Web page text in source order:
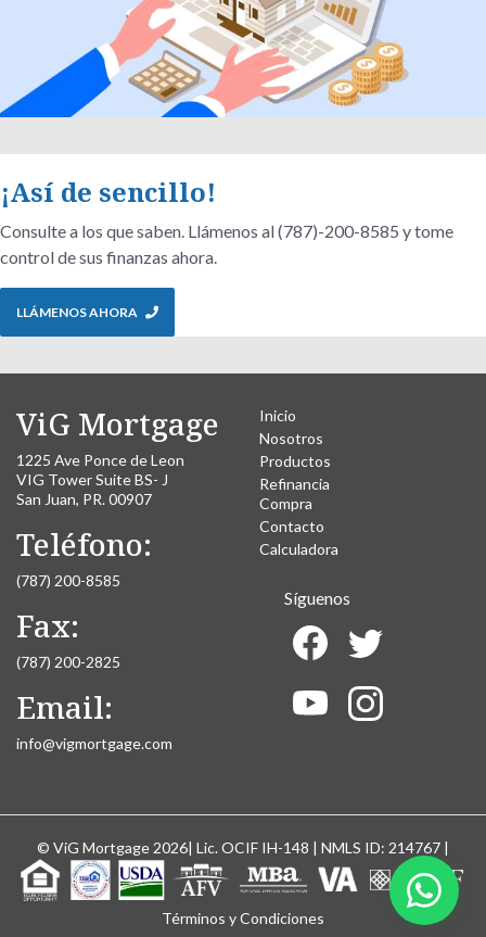
¡Así de sencillo!
Consulte a los que saben. Llámenos al (787)-200-8585 y tome
control de sus finanzas ahora.
LLÁMENOS AHORA
ViG Mortgage
1225 Ave Ponce de Leon
VIG Tower Suite BS- J
San Juan, PR. 00907
Teléfono:
(787) 200-8585
Fax:
(787) 200-2825
Email:
info@vigmortgage.com
Inicio
Nosotros
Productos
Refinancia
Compra
Contacto
Calculadora
Síguenos
© ViG Mortgage 2026| Lic. OCIF IH-148 | NMLS ID: 214767 |
Términos y Condiciones